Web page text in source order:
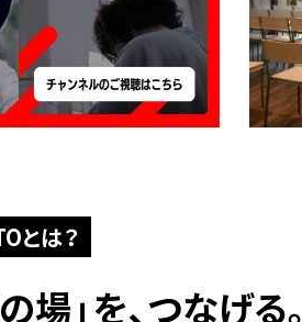
とは？
場」を、つなげる。